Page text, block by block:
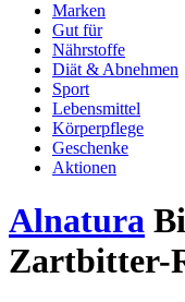
Marken
Gut für
Nährstoffe
Diät & Abnehmen
Sport
Lebensmittel
Körperpflege
Geschenke
Aktionen
Alnatura
Zartbitter-